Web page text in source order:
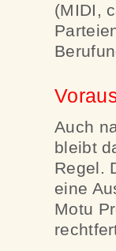
(MIDI,
Auch
bleibt
Regel.
eine
Motu